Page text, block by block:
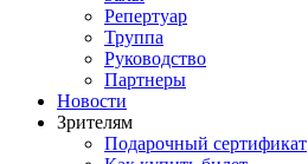
Репертуар
Труппа
Руководство
Партнеры
Новости
Зрителям
Подарочный сертификат